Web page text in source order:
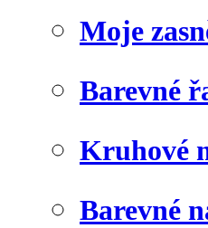
Moje
Barevné
Kruhové
Barevné